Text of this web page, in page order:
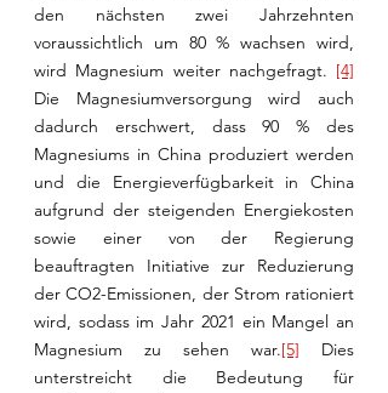
den nächsten zwei Jahrzehnten
voraussichtlich um 80 % wachsen wird,
wird Magnesium weiter nachgefragt. [4]
Die Magnesiumversorgung wird auch
dadurch erschwert, dass 90 % des
Magnesiums in China produziert werden
und die Energieverfügbarkeit in China
aufgrund der steigenden Energiekosten
sowie einer von der Regierung
beauftragten Initiative zur Reduzierung
der CO2-Emissionen, der Strom rationiert
wird, sodass im Jahr 2021 ein Mangel an
Magnesium zu sehen war.[5] Dies
unterstreicht die Bedeutung für